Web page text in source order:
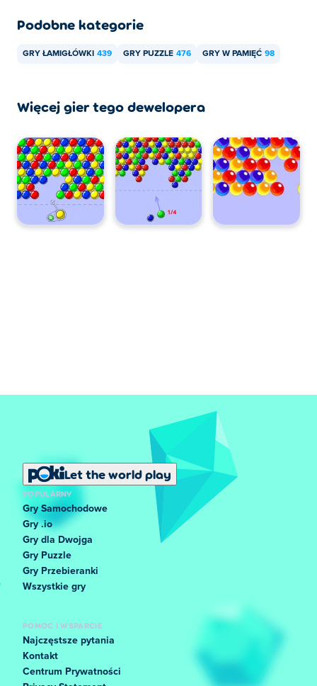
Podobne kategorie
GRY ŁAMIGŁÓWKI 439 GRY PUZZLE 476 GRY W PAMIĘĆ 98
Więcej gier tego dewelopera
Let the world play
POPULARNY
Gry Samochodowe
Gry .io
Gry dla Dwojga
Gry Puzzle
Gry Przebieranki
Wszystkie gry
POMOC I WSPARCIE
Najczęstsze pytania
Kontakt
Centrum Prywatności